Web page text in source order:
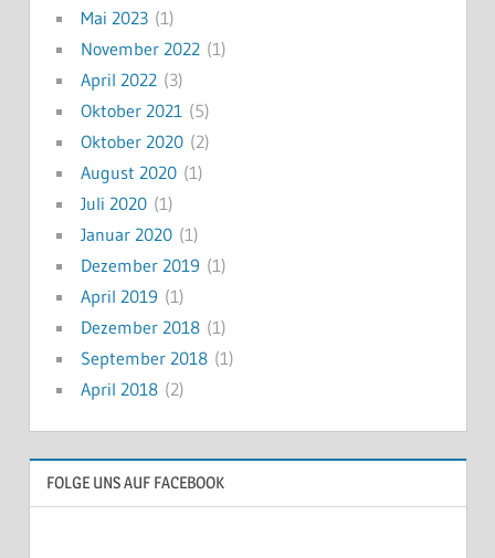
Mai 2023(1)
November 2022(1)
April 2022(3)
Oktober 2021 (5)
Oktober 2020(2)
August 2020(1)
Juli 2020(1)
Januar 2020(1)
Dezember 2019 (1)
April 2019 (1)
Dezember 2018(1)
September 2018(1)
April 2018(2)
FOLGE UNS AUF FACEBOOK